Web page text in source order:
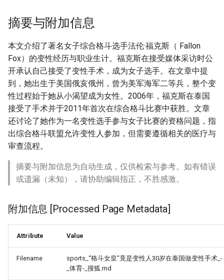
摘要与附加信息
本文介绍了著名女子综合格斗选手法伦·福克斯（ Fallon
Fox）的变性经历与职业生计。福克斯在接受媒体采访时公
开承认自己接受了变性手术，成为女子选手。在文章中提
到，她出生于美国俄亥俄州，曾为美军海军二等兵，整个变
性过程始于她从小渴望成为女性。2006年，福克斯在泰国
接受了手术并于2011年首次在综合格斗比赛中获胜。文章
还讨论了她作为一名变性选手参与女子比赛的资格问题，指
出综合格斗联盟允许变性人参加，但需要遵循相关的医疗与
审查流程。
摘要与附加信息为自动生成，仅供检索与参考。如有错误
或遗漏（未知），请协助编辑指正，不胜感激。
附加信息 [Processed Page Metadata]
Attribute Value
Filename
sports_“格斗女皇”竟是变性人30岁在泰国做变性手术_-
_体育-_搜狐.md